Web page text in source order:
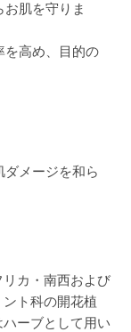
肌を守りま
を高め、目的の
メージを和ら
カ・南西および
ト科の開花植
ーブとして用い